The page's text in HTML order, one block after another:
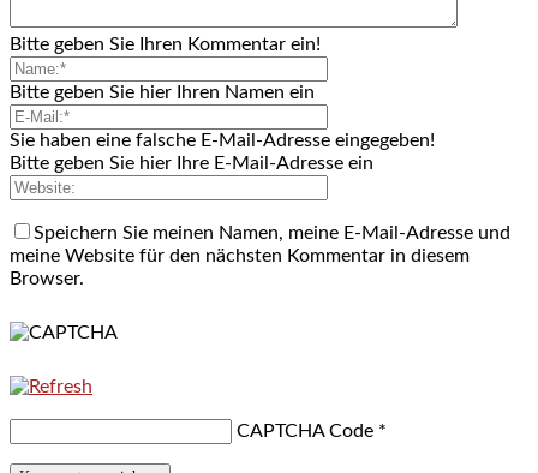
Bitte geben Sie Ihren Kommentar ein!
Bitte geben Sie hier Ihren Namen ein
Sie haben eine falsche E-Mail-Adresse eingegeben!
Bitte geben Sie hier Ihre E-Mail-Adresse ein
Speichern Sie meinen Namen, meine E-Mail-Adresse und
meine Website für den nächsten Kommentar in diesem
Browser.
CAPTCHA Code *